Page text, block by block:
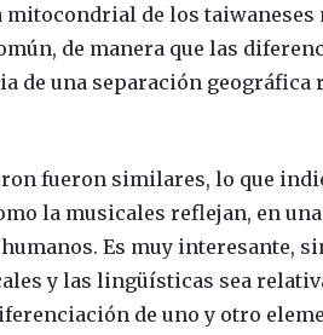
de los taiwaneses
de manera que las
de una separación geográfica
fueron similares, lo que
la musicales reflejan, en
Es muy interesante,
y las lingüísticas sea
de uno y otro